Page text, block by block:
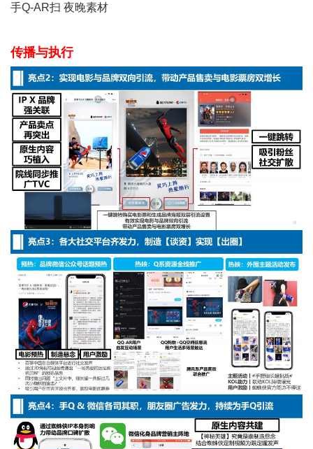
手Q-AR扫 夜晚素材
传播与执行